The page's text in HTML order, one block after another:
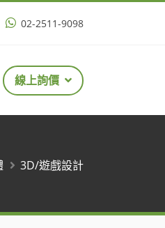
02-2511-9098
線上詢價
3D/遊戲設計